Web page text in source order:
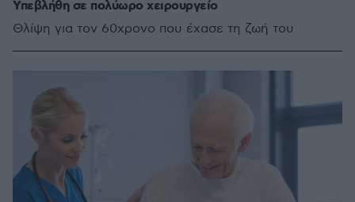
Υπεβλήθη σε πολύωρο χειρουργείο
Θλίψη για τον 60χρονο που έχασε τη ζωή του